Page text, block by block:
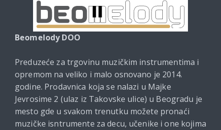
Beomelody DOO
Preduzeće za trgovinu muzičkim instrumentima i
opremom na veliko i malo osnovano je 2014.
godine. Prodavnica koja se nalazi u Majke
Jevrosime 2 (ulaz iz Takovske ulice) u Beogradu je
mesto gde u svakom trenutku možete pronaći
muzičke isntrumente za decu, učenike i one kojima